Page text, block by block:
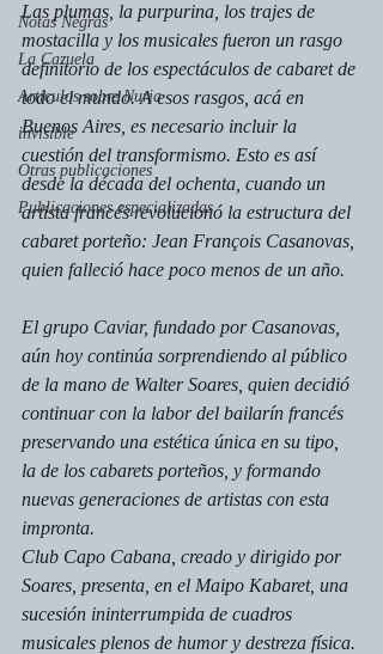
Notas Negras
La Cazuela
Artículos sobre Nuria
invisible
Otras publicaciones
Publicaciones especializadas
Las plumas, la purpurina, los trajes de
mostacilla y los musicales fueron un rasgo
definitorio de los espectáculos de cabaret de
todo el mundo. A esos rasgos, acá en
Buenos Aires, es necesario incluir la
cuestión del transformismo. Esto es así
desde la década del ochenta, cuando un
artista francés revolucionó la estructura del
cabaret porteño: Jean François Casanovas,
quien falleció hace poco menos de un año.
El grupo Caviar, fundado por Casanovas,
aún hoy continúa sorprendiendo al público
de la mano de Walter Soares, quien decidió
continuar con la labor del bailarín francés
preservando una estética única en su tipo,
la de los cabarets porteños, y formando
nuevas generaciones de artistas con esta
impronta.
Club Capo Cabana, creado y dirigido por
Soares, presenta, en el Maipo Kabaret, una
sucesión ininterrumpida de cuadros
musicales plenos de humor y destreza física.